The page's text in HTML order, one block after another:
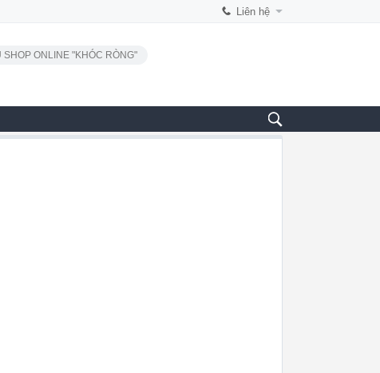
Liên hệ
SHOP ONLINE "KHÓC RÒNG"